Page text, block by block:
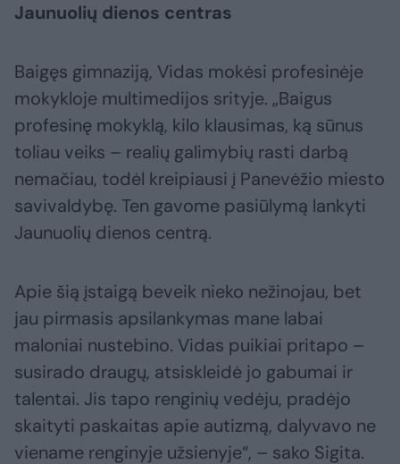
Jaunuolių dienos centras
Baigęs gimnaziją, Vidas mokėsi profesinėje
mokykloje multimedijos srityje. „Baigus
profesinę mokyklą, kilo klausimas, ką sūnus
toliau veiks – realių galimybių rasti darbą
nemačiau, todėl kreipiausi į Panevėžio miesto
savivaldybę. Ten gavome pasiūlymą lankyti
Jaunuolių dienos centrą.
Apie šią įstaigą beveik nieko nežinojau, bet
jau pirmasis apsilankymas mane labai
maloniai nustebino. Vidas puikiai pritapo –
susirado draugų, atsiskleidė jo gabumai ir
talentai. Jis tapo renginių vedėju, pradėjo
skaityti paskaitas apie autizmą, dalyvavo ne
viename renginyje užsienyje“, – sako Sigita.